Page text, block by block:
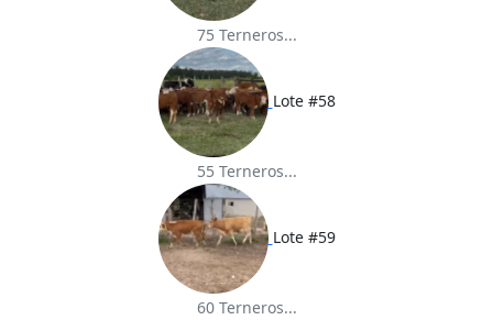
75 Terneros...
Lote #58
55 Terneros...
Lote #59
60 Terneros...